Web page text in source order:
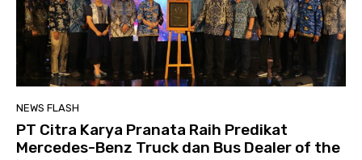
NEWS FLASH
PT Citra Karya Pranata Raih Predikat
Mercedes-Benz Truck dan Bus Dealer of the